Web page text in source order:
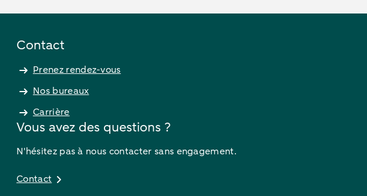
Contact
Prenez rendez-vous
Nos bureaux
Carrière
Vous avez des questions ?
N'hésitez pas à nous contacter sans engagement.
Contact